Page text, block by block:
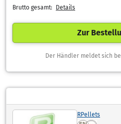
Brutto gesamt: Details
Zur
Der Händler meldet sich
RPellets